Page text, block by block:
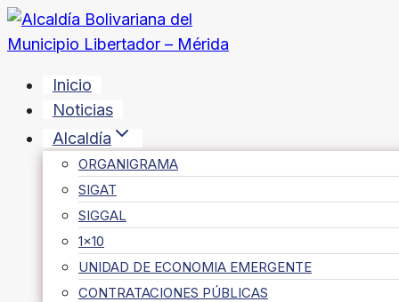
Saltar
al
Inicio
Noticias
Alcaldía
ORGANIGRAMA
SIGAT
SIGGAL
1×10
UNIDAD DE ECONOMIA EMERGENTE
CONTRATACIONES PÚBLICAS